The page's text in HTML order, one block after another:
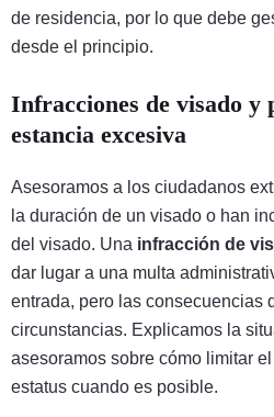
de residencia, por lo que debe
desde el principio.
Infracciones de visado y
estancia excesiva
Asesoramos a los ciudadanos
la duración de un visado o han
del visado. Una infracción de
dar lugar a una multa
entrada, pero las consecuencias
circunstancias. Explicamos la
asesoramos sobre cómo limitar
estatus cuando es posible.